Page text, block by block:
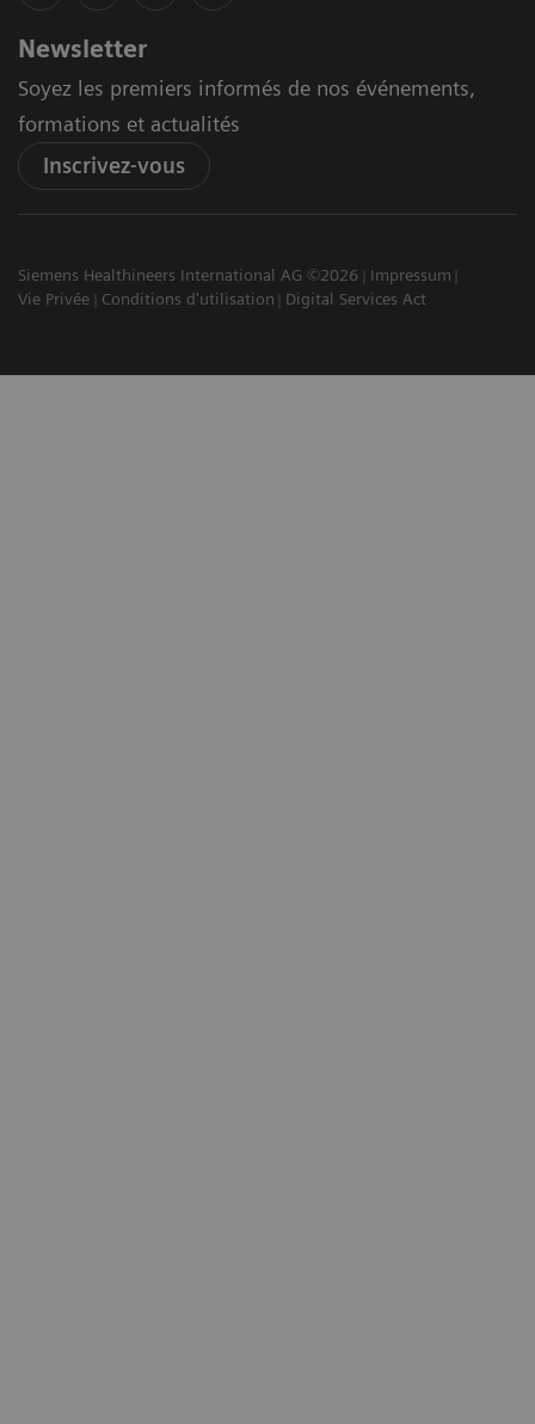
Newsletter
Soyez les premiers informés de nos événements,
formations et actualités
Inscrivez-vous
Siemens Healthineers International AG ©2026
Impressum
Vie Privée
Conditions d'utilisation Digital Services Act